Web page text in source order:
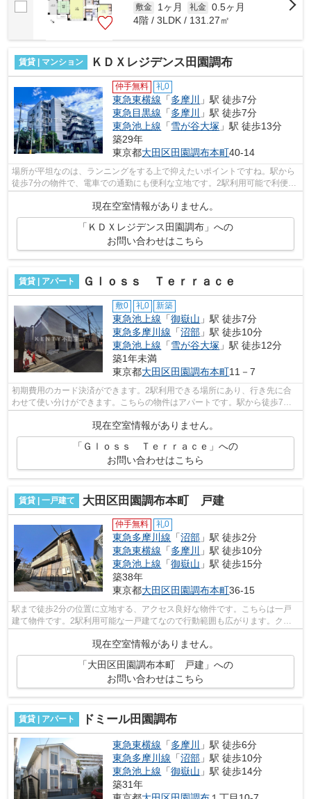
敷金 1ヶ月 礼金 0.5ヶ月
4階 / 3LDK / 131.27㎡
賃貸 | マンション ＫＤＸレジデンス田園調布
仲手無料 礼0
東急東横線 「多摩川
」駅 徒歩7分
東急目黒線 「多摩川
」駅 徒歩7分
東急池上線 「雪が谷大塚 」駅 徒歩13分
築29年
東京都大田区田園調布本町40-14
場所が平坦なのは、ランニングをする上で抑えたいポイントですね。駅から
徒歩7分の物件で、電車での通勤にも便利な立地です。2駅利用可能で利便性
現在空室情報がありません。
「ＫＤＸレジデンス田園調布」への
お問い合わせはこちら
賃貸 | アパート Ｇｌｏｓｓ Ｔｅｒｒａｃｅ
敷0 礼0 新築
東急池上線 「御嶽山 」駅 徒歩7分
東急多摩川線 「沼部 」駅 徒歩10分
東急池上線 「雪が谷大塚 」駅 徒歩12分
築1年未満
東京都大田区田園調布本町11－7
初期費用のカード決済ができます。2駅利用できる場所にあり、行き先に合
わせて使い分けができます。こちらの物件はアパートです。駅から徒歩7分
の位置にある物件なので、アクセスも良...
現在空室情報がありません。
「Ｇｌｏｓｓ Ｔｅｒｒａｃｅ」への
お問い合わせはこちら
賃貸 | 一戸建て 大田区田園調布本町 戸建
仲手無料 礼0
東急多摩川線 「沼部 」駅 徒歩2分
東急東横線 「多摩川
」駅 徒歩10分
東急池上線 「御嶽山 」駅 徒歩15分
築38年
東京都大田区田園調布本町36-15
駅まで徒歩2分の位置に立地する、アクセス良好な物件です。こちらは一戸
建て物件です。2駅利用可能な一戸建てなので行動範囲も広がります。クレ
現在空室情報がありません。
「大田区田園調布本町 戸建」への
お問い合わせはこちら
賃貸 | アパート ドミール田園調布
東急東横線 「多摩川
」駅 徒歩6分
東急多摩川線 「沼部 」駅 徒歩10分
東急池上線 「御嶽山 」駅 徒歩14分
築31年